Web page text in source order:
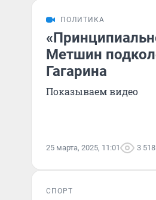
ПОЛИТИКА
Метшин
Гагарина
Показываем видео
25 марта, 2025, 11:01 3 518
СПОРТ